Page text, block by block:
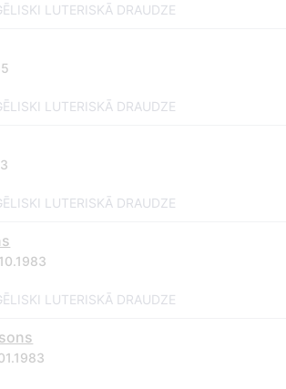
LUTERISKĀ DRAUDZE
LUTERISKĀ DRAUDZE
LUTERISKĀ DRAUDZE
LUTERISKĀ DRAUDZE